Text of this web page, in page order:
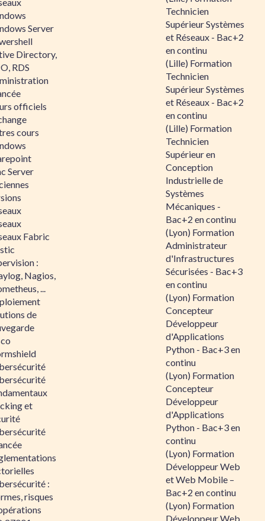
Server
Directory,
RDS
officiels
cours
Server
Fabric
:
Nagios,
...
de
et
:
risques
Technicien
Supérieur Systèmes
et Réseaux - Bac+2
en continu
(Lille) Formation
Technicien
Supérieur Systèmes
et Réseaux - Bac+2
en continu
(Lille) Formation
Technicien
Supérieur en
Conception
Industrielle de
Systèmes
Mécaniques -
Bac+2 en continu
(Lyon) Formation
Administrateur
d'Infrastructures
Sécurisées - Bac+3
en continu
(Lyon) Formation
Concepteur
Développeur
d'Applications
Python - Bac+3 en
continu
(Lyon) Formation
Concepteur
Développeur
d'Applications
Python - Bac+3 en
continu
(Lyon) Formation
Développeur Web
et Web Mobile –
Bac+2 en continu
(Lyon) Formation
Développeur Web